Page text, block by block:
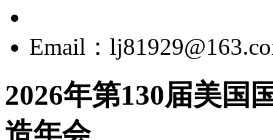
Email：
2026年第130届美国
造年会